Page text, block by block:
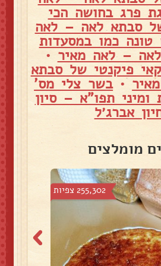
פרג בחושה הכי
סבתא לאה – לאה
טונה כמו במסעדות
– לאה מאיר •
פיקנטי של סבתא
•בשר צלי מס'
ומיני תפו"א – סיון
אברג׳ל
מומלצים
255,302 צפיות